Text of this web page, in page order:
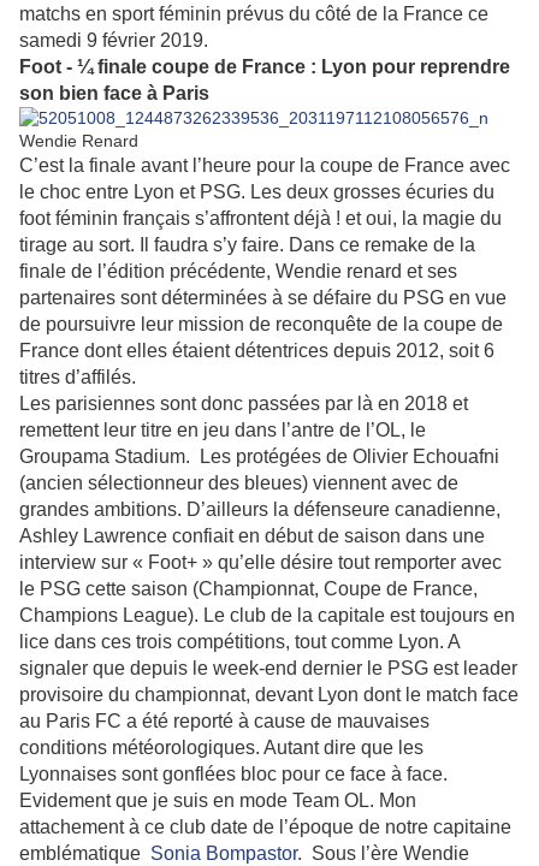
matchs en sport féminin prévus du côté de la France ce
samedi 9 février 2019.
Foot - ¼ finale coupe de France : Lyon pour reprendre
son bien face à Paris
Wendie Renard
C’est la finale avant l’heure pour la coupe de France avec
le choc entre Lyon et PSG. Les deux grosses écuries du
foot féminin français s’affrontent déjà ! et oui, la magie du
tirage au sort. Il faudra s’y faire. Dans ce remake de la
finale de l’édition précédente, Wendie renard et ses
partenaires sont déterminées à se défaire du PSG en vue
de poursuivre leur mission de reconquête de la coupe de
France dont elles étaient détentrices depuis 2012, soit 6
titres d’affilés.
Les parisiennes sont donc passées par là en 2018 et
remettent leur titre en jeu dans l’antre de l’OL, le
Groupama Stadium. Les protégées de Olivier Echouafni
(ancien sélectionneur des bleues) viennent avec de
grandes ambitions. D’ailleurs la défenseure canadienne,
Ashley Lawrence confiait en début de saison dans une
interview sur « Foot+ » qu’elle désire tout remporter avec
le PSG cette saison (Championnat, Coupe de France,
Champions League). Le club de la capitale est toujours en
lice dans ces trois compétitions, tout comme Lyon. A
signaler que depuis le week-end dernier le PSG est leader
provisoire du championnat, devant Lyon dont le match face
au Paris FC a été reporté à cause de mauvaises
conditions météorologiques. Autant dire que les
Lyonnaises sont gonflées bloc pour ce face à face.
Evidement que je suis en mode Team OL. Mon
attachement à ce club date de l’époque de notre capitaine
emblématique Sonia Bompastor. Sous l’ère Wendie